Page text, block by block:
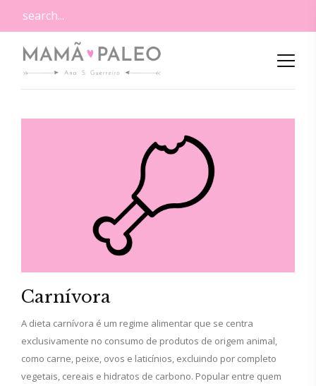
Carnívora
A dieta carnívora é um regime alimentar que se centra
exclusivamente no consumo de produtos de origem animal,
como carne, peixe, ovos e laticínios, excluindo por completo
vegetais, cereais e hidratos de carbono. Popular entre quem